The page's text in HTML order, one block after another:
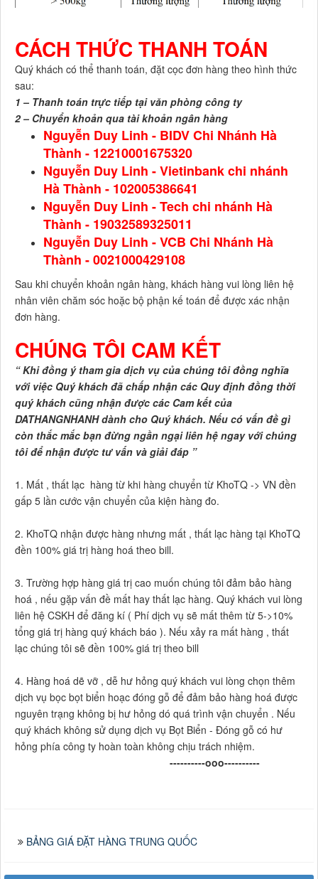
CÁCH THỨC THANH TOÁN
Quý khách có thể thanh toán, đặt cọc đơn hàng theo hình thức
sau:
1 – Thanh toán trực tiếp tại văn phòng công ty
2 – Chuyển khoản qua tài khoản ngân hàng
Nguyễn Duy Linh - BIDV Chi Nhánh Hà
Thành - 12210001675320
Nguyễn Duy Linh - Vietinbank chi nhánh
Hà Thành - 102005386641
Nguyễn Duy Linh - Tech chi nhánh Hà
Thành - 19032589325011
Nguyễn Duy Linh - VCB Chi Nhánh Hà
Thành - 0021000429108
Sau khi chuyển khoản ngân hàng, khách hàng vui lòng liên hệ
nhân viên chăm sóc hoặc bộ phận kế toán để được xác nhận
đơn hàng.
CHÚNG TÔI CAM KẾT
“ Khi đồng ý tham gia dịch vụ của chúng tôi đồng nghĩa
với việc Quý khách đã chấp nhận các Quy định đồng thời
quý khách cũng nhận được các Cam kết của
DATHANGNHANH dành cho Quý khách. Nếu có vấn đề gì
còn thắc mắc bạn đừng ngần ngại liên hệ ngay với chúng
tôi để nhận được tư vấn và giải đáp ”
1. Mất , thất lạc hàng từ khi hàng chuyển từ KhoTQ -> VN đền
gấp 5 lần cước vận chuyển của kiện hàng đo.
2. KhoTQ nhận được hàng nhưng mất , thất lạc hàng tại KhoTQ
đền 100% giá trị hàng hoá theo bill.
3. Trường hợp hàng giá trị cao muốn chúng tôi đảm bảo hàng
hoá , nếu gặp vấn đề mất hay thất lạc hàng. Quý khách vui lòng
liên hệ CSKH để đăng kí ( Phí dịch vụ sẽ mất thêm từ 5->10%
tổng giá trị hàng quý khách báo ). Nếu xảy ra mất hàng , thất
lạc chúng tôi sẽ đền 100% giá trị theo bill
4. Hàng hoá dẽ vỡ , dễ hư hỏng quý khách vui lòng chọn thêm
dịch vụ bọc bọt biển hoạc đóng gỗ để đảm bảo hàng hoá được
nguyên trạng không bị hư hỏng dó quá trình vận chuyển . Nếu
quý khách không sử dụng dịch vụ Bọt Biển - Đóng gỗ có hư
hỏng phía công ty hoàn toàn không chịu trách nhiệm.
----------ooo----------
BẢNG GIÁ ĐẶT HÀNG TRUNG QUỐC